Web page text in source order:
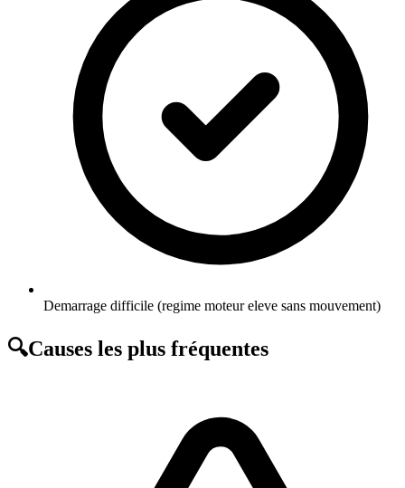
Demarrage difficile (regime moteur eleve sans mouvement)
🔍Causes les plus fréquentes